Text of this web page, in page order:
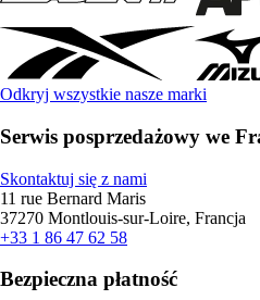
Odkryj wszystkie nasze marki
Serwis posprzedażowy we
Skontaktuj się z nami
11 rue Bernard Maris
37270 Montlouis-sur-Loire, Francja
+33 1 86 47 62 58
Bezpieczna płatność